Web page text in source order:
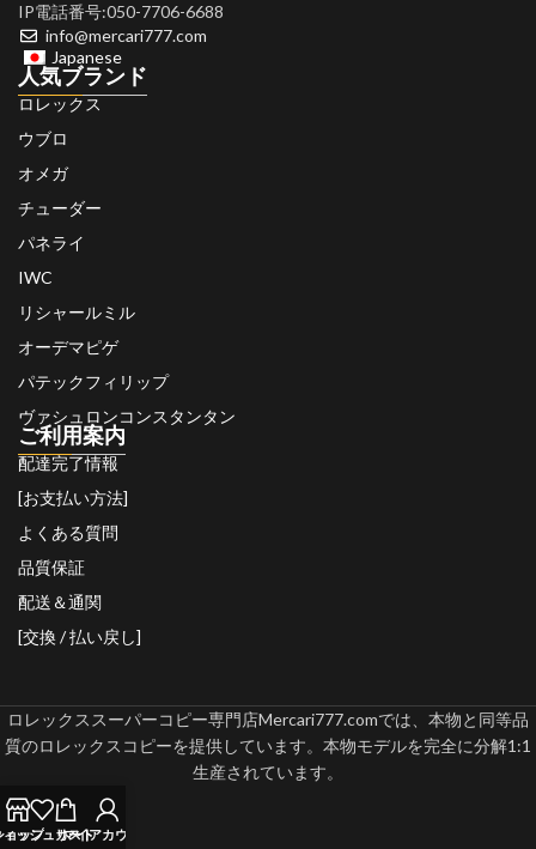
IP電話番号:050-7706-6688
info@mercari777.com
Japanese
人気ブランド
ロレックス
ウブロ
オメガ
チューダー
パネライ
IWC
リシャールミル
オーデマピゲ
パテックフィリップ
ヴァシュロンコンスタンタン
ご利用案内
配達完了情報
[お支払い方法]
よくある質問
品質保証
配送＆通関
[交換 / 払い戻し]
ロレックススーパーコピー専門店Mercari777.comでは、本物と同等品
質のロレックスコピーを提供しています。本物モデルを完全に分解1:1
生産されています。
ョップ
ィッシュリスト
カート
マイアカウント